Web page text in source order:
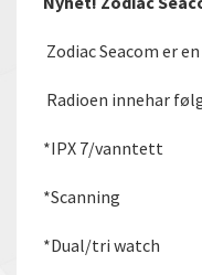
Zodiac Seacom er
Radioen innehar
*IPX 7/vanntett
*Scanning
*Dual/tri watch